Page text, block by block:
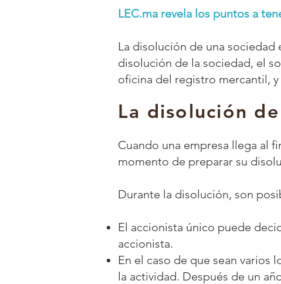
LEC.ma revela los puntos a
La disolución de una
disolución de la sociedad, el
oficina del registro mercantil,
La disolución
Cuando una empresa llega al
momento de preparar su
Durante la disolución, son
El accionista único puede
accionista.
En el caso de que sean varios
la actividad. Después de un